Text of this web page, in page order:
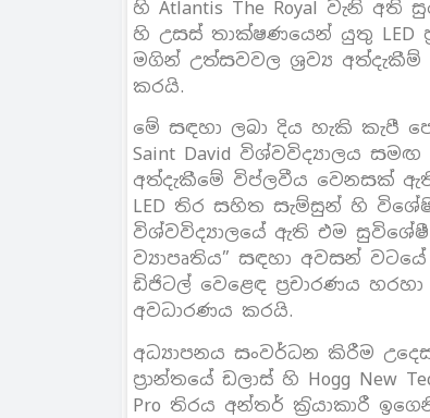
හි Atlantis The Royal වැනි
හි උසස් තාක්ෂණයෙන් යුතු LED
මගින් උත්සවවල ශ‍්‍රව්‍ය
කරයි.
මේ සඳහා ලබා දිය හැකි කැපී
Saint David විශ්වවිද්‍යාලය
අත්දැකීමේ විප්ලවීය වෙනසක්
LED තිර සහිත සැම්සුන් හි
විශ්වවිද්‍යාලයේ ඇති එම සුවිශේෂී
ව්‍යාපෘතිය” සඳහා අවසන්
ඩිජිටල් වෙළෙඳ ප‍්‍රචාරණය
අවධාරණය කරයි.
අධ්‍යාපනය සංවර්ධන කිරීම
ප‍්‍රාන්තයේ ඩලාස් හි Hogg New
Pro තිරය අන්තර් ක‍්‍රියාකාරී